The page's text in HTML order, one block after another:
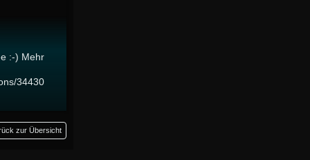
:-) Mehr
34430
zur Übersicht